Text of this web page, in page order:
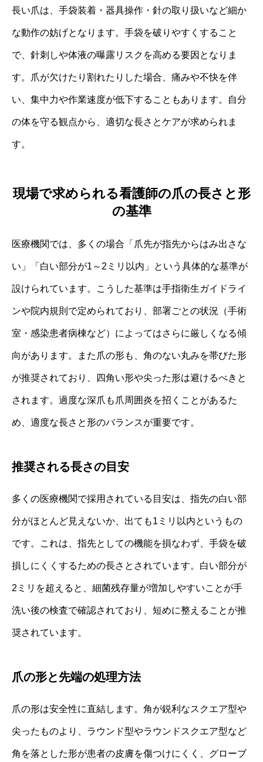
長い爪は、手袋装着・器具操作・針の取り扱いなど細か
な動作の妨げとなります。手袋を破りやすくすること
で、針刺しや体液の曝露リスクを高める要因となりま
す。爪が欠けたり割れたりした場合、痛みや不快を伴
い、集中力や作業速度が低下することもあります。自分
の体を守る観点から、適切な長さとケアが求められま
す。
現場で求められる看護師の爪の長さと形
の基準
医療機関では、多くの場合「爪先が指先からはみ出さな
い」「白い部分が1～2ミリ以内」という具体的な基準が
設けられています。こうした基準は手指衛生ガイドライ
ンや院内規則で定められており、部署ごとの状況（手術
室・感染患者病棟など）によってはさらに厳しくなる傾
向があります。また爪の形も、角のない丸みを帯びた形
が推奨されており、四角い形や尖った形は避けるべきと
されます。過度な深爪も爪周囲炎を招くことがあるた
め、適度な長さと形のバランスが重要です。
推奨される長さの目安
多くの医療機関で採用されている目安は、指先の白い部
分がほとんど見えないか、出ても1ミリ以内というもの
です。これは、指先としての機能を損なわず、手袋を破
損しにくくするための長さとされています。白い部分が
2ミリを超えると、細菌残存量が増加しやすいことが手
洗い後の検査で確認されており、短めに整えることが推
奨されています。
爪の形と先端の処理方法
爪の形は安全性に直結します。角が鋭利なスクエア型や
尖ったものより、ラウンド型やラウンドスクエア型など
角を落とした形が患者の皮膚を傷つけにくく、グローブ